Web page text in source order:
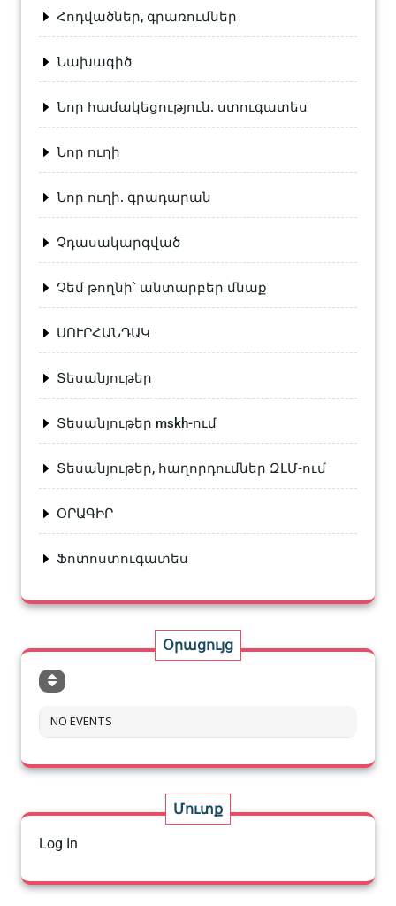
Հոդվածներ, գրառումներ
Նախագիծ
Նոր համակեցություն. ստուգատես
Նոր ուղի
Նոր ուղի. գրադարան
Չդասակարգված
Չեմ թողնի՝ անտարբեր մնաք
ՍՈՒՐՀԱՆԴԱԿ
Տեսանյութեր
Տեսանյութեր mskh-ում
Տեսանյութեր, հաղորդումներ ԶԼՄ-ում
ՕՐԱԳԻՐ
Ֆոտոստուգատես
Օրացույց
NO EVENTS
Մուտք
Log In